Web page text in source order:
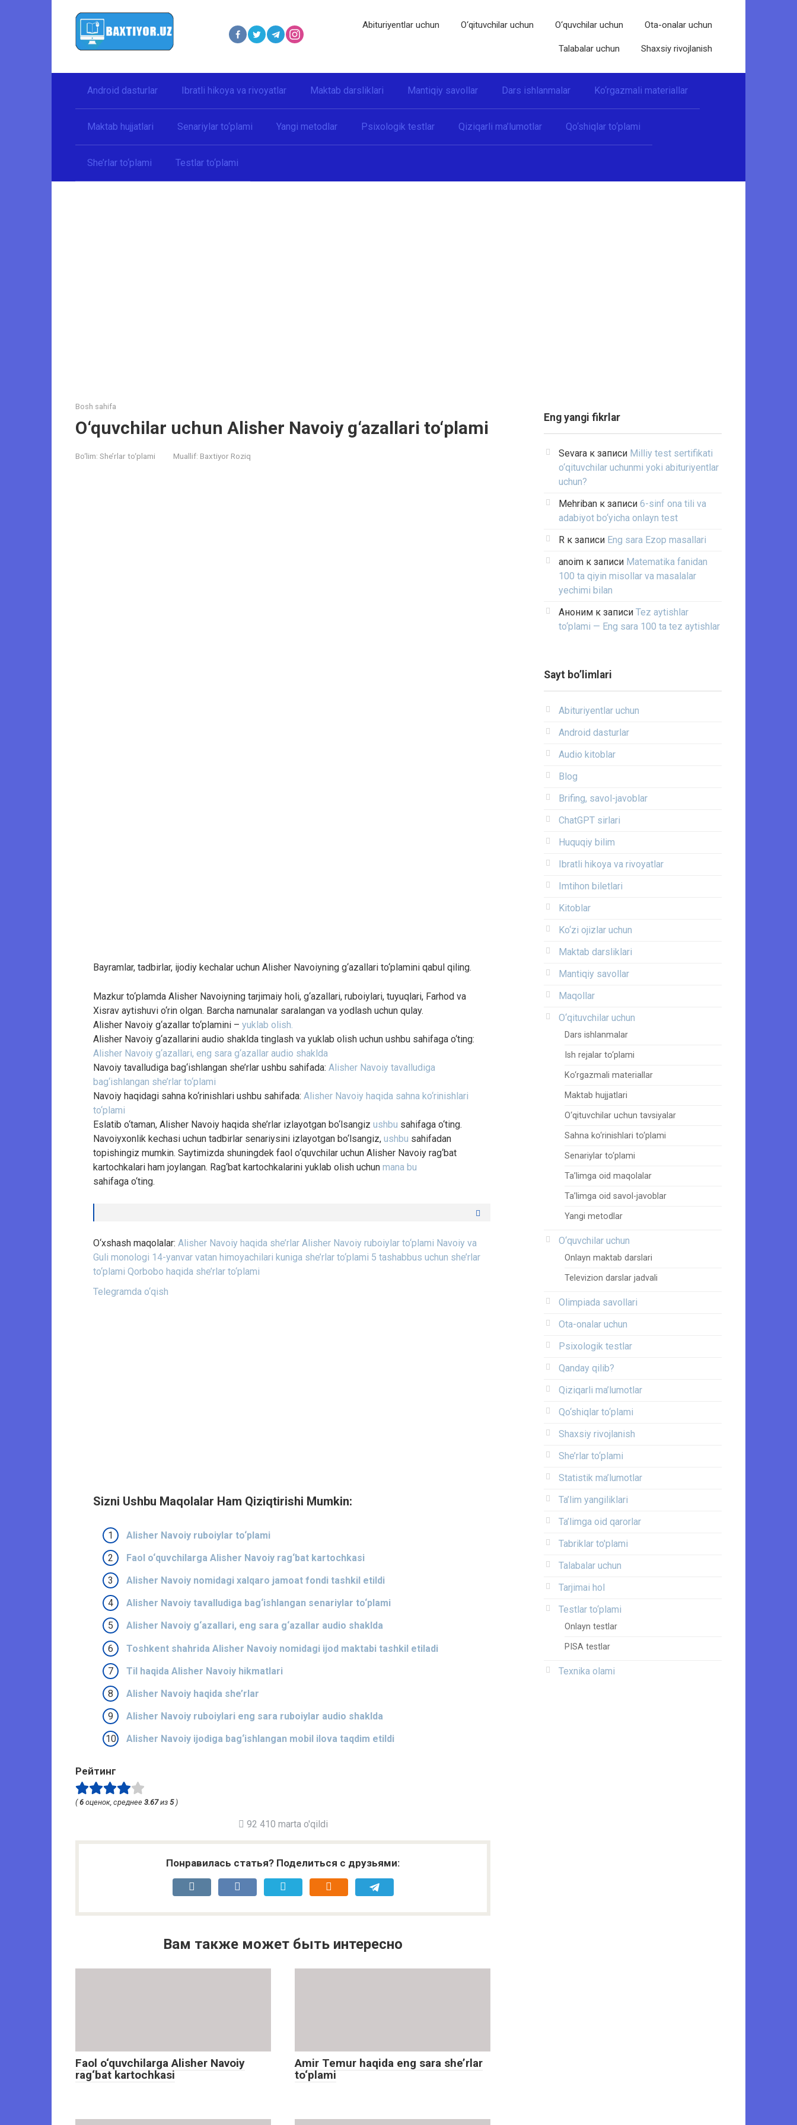
Abituriyentlar uchun O‘qituvchilar uchun O‘quvchilar uchun Ota-onalar uchun
Talabalar uchun Shaxsiy rivojlanish
Android dasturlar Ibratli hikoya va rivoyatlar Maktab darsliklari Mantiqiy savollar Dars ishlanmalar Ko‘rgazmali materiallar
Maktab hujjatlari Senariylar to‘plami Yangi metodlar Psixologik testlar Qiziqarli ma’lumotlar Qo‘shiqlar to‘plami
She’rlar to‘plami Testlar to‘plami
Bosh sahifa
O‘quvchilar uchun Alisher Navoiy g‘azallari to‘plami
Bo‘lim: She’rlar to‘plami Muallif: Baxtiyor Roziq
Bayramlar, tadbirlar, ijodiy kechalar uchun Alisher Navoiyning g‘azallari to‘plamini qabul qiling.
Mazkur to‘plamda Alisher Navoiyning tarjimaiy holi, g‘azallari, ruboiylari, tuyuqlari, Farhod va
Xisrav aytishuvi o‘rin olgan. Barcha namunalar saralangan va yodlash uchun qulay.
Alisher Navoiy g‘azallar to‘plamini – yuklab olish.
Alisher Navoiy g‘azallarini audio shaklda tinglash va yuklab olish uchun ushbu sahifaga o‘ting:
Alisher Navoiy g‘azallari, eng sara g‘azallar audio shaklda
Navoiy tavalludiga bag‘ishlangan she’rlar ushbu sahifada: Alisher Navoiy tavalludiga
bag‘ishlangan she’rlar to‘plami
Navoiy haqidagi sahna ko‘rinishlari ushbu sahifada: Alisher Navoiy haqida sahna ko‘rinishlari
to‘plami
Eslatib o‘taman, Alisher Navoiy haqida she’rlar izlayotgan bo‘lsangiz ushbu sahifaga o‘ting.
Navoiyxonlik kechasi uchun tadbirlar senariysini izlayotgan bo‘lsangiz, ushbu sahifadan
topishingiz mumkin. Saytimizda shuningdek faol o‘quvchilar uchun Alisher Navoiy rag‘bat
kartochkalari ham joylangan. Rag‘bat kartochkalarini yuklab olish uchun mana bu
sahifaga o‘ting.
O‘xshash maqolalar: Alisher Navoiy haqida she’rlar Alisher Navoiy ruboiylar to‘plami Navoiy va
Guli monologi 14-yanvar vatan himoyachilari kuniga she’rlar to‘plami 5 tashabbus uchun she’rlar
to‘plami Qorbobo haqida she’rlar to‘plami
Telegramda o‘qish
Sizni Ushbu Maqolalar Ham Qiziqtirishi Mumkin:
Alisher Navoiy ruboiylar to‘plami
Faol o‘quvchilarga Alisher Navoiy rag‘bat kartochkasi
Alisher Navoiy nomidagi xalqaro jamoat fondi tashkil etildi
Alisher Navoiy tavalludiga bag‘ishlangan senariylar to‘plami
Alisher Navoiy g‘azallari, eng sara g‘azallar audio shaklda
Toshkent shahrida Alisher Navoiy nomidagi ijod maktabi tashkil etiladi
Til haqida Alisher Navoiy hikmatlari
Alisher Navoiy haqida she’rlar
Alisher Navoiy ruboiylari eng sara ruboiylar audio shaklda
Alisher Navoiy ijodiga bag‘ishlangan mobil ilova taqdim etildi
Рейтинг
(6 оценок, среднее 3.67из 5)
92 410 marta o'qildi
Понравилась статья? Поделиться с друзьями:
Вам также может быть интересно
Faol o‘quvchilarga Alisher Navoiy
rag‘bat kartochkasi
Amir Temur haqida eng sara she’rlar
to‘plami
Eng yangi fikrlar
Sevara к записи Milliy test sertifikati
o‘qituvchilar uchunmi yoki abituriyentlar
uchun?
Mehriban к записи 6-sinf ona tili va
adabiyot bo‘yicha onlayn test
R к записи Eng sara Ezop masallari
anoim к записи Matematika fanidan
100 ta qiyin misollar va masalalar
yechimi bilan
Аноним к записи Tez aytishlar
to‘plami — Eng sara 100 ta tez aytishlar
Sayt bo’limlari
Abituriyentlar uchun
Android dasturlar
Audio kitoblar
Blog
Brifing, savol-javoblar
ChatGPT sirlari
Huquqiy bilim
Ibratli hikoya va rivoyatlar
Imtihon biletlari
Kitoblar
Ko‘zi ojizlar uchun
Maktab darsliklari
Mantiqiy savollar
Maqollar
O‘qituvchilar uchun
Dars ishlanmalar
Ish rejalar to‘plami
Ko‘rgazmali materiallar
Maktab hujjatlari
O‘qituvchilar uchun tavsiyalar
Sahna ko‘rinishlari to‘plami
Senariylar to‘plami
Ta’limga oid maqolalar
Ta’limga oid savol-javoblar
Yangi metodlar
O‘quvchilar uchun
Onlayn maktab darslari
Televizion darslar jadvali
Olimpiada savollari
Ota-onalar uchun
Psixologik testlar
Qanday qilib?
Qiziqarli ma’lumotlar
Qo‘shiqlar to‘plami
Shaxsiy rivojlanish
She’rlar to‘plami
Statistik ma’lumotlar
Ta’lim yangiliklari
Ta’limga oid qarorlar
Tabriklar to'plami
Talabalar uchun
Tarjimai hol
Testlar to‘plami
Onlayn testlar
PISA testlar
Texnika olami